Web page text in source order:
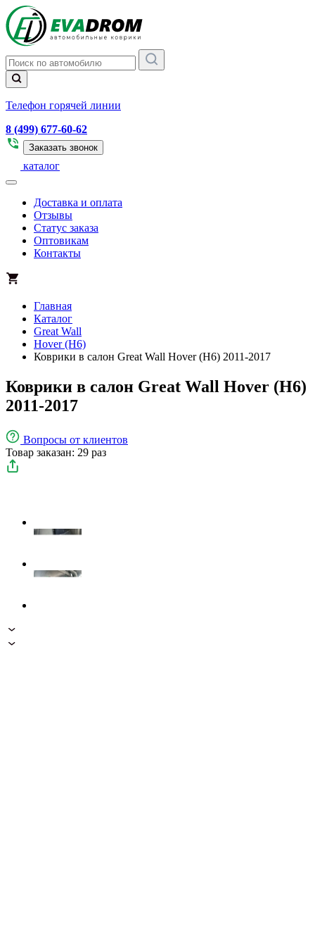
Телефон горячей линии
8 (499) 677-60-62
Заказать звонок
каталог
Доставка и оплата
Отзывы
Статус заказа
Оптовикам
Контакты
Главная
Каталог
Great Wall
Hover (H6)
Коврики в салон Great Wall Hover (H6) 2011-2017
Коврики в салон Great Wall Hover (H6)
2011-2017
Вопросы от клиентов
Товар заказан: 29 раз